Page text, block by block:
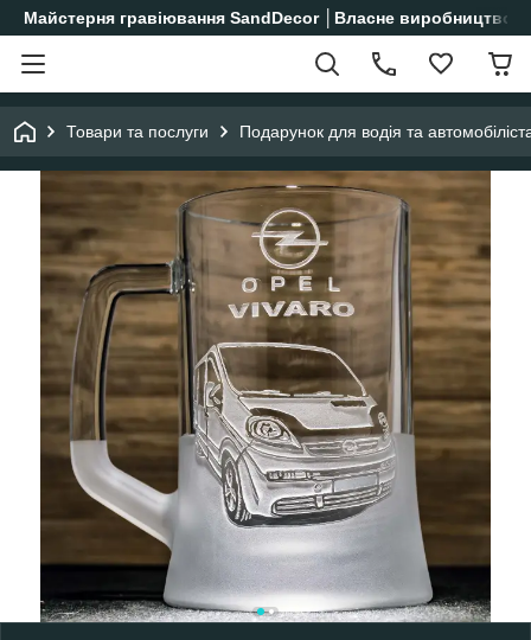
Майстерня гравіювання SandDecor │Власне виробництво│
Товари та послуги Подарунок для водія та